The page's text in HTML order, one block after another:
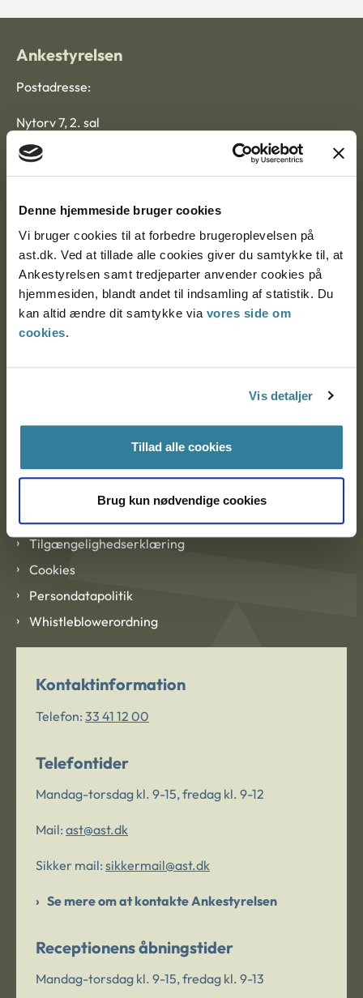
Denne hjemmeside bruger cookies
Vi bruger cookies til at forbedre brugeroplevelsen på
ast.dk. Ved at tillade alle cookies giver du samtykke til, at
Ankestyrelsen samt tredjeparter anvender cookies på
hjemmesiden, blandt andet til indsamling af statistik. Du
kan altid ændre dit samtykke via vores side om
cookies.
Vis detaljer
Tillad alle cookies
Brug kun nødvendige cookies
Ankestyrelsen
Postadresse:
Nytorv 7, 2. sal
9000 Aalborg
Ankestyrelsen Aalborg
Ankestyrelsen København
EAN: 57 98 000 35 48 21
CVR: 1007 4002
Tilgængelighedserklæring
Cookies
Persondatapolitik
Whistleblowerordning
Kontaktinformation
Telefon: 33 41 12 00
Telefontider
Mandag-torsdag kl. 9-15, fredag kl. 9-12
Mail: ast@ast.dk
Sikker mail: sikkermail@ast.dk
Se mere om at kontakte Ankestyrelsen
Receptionens åbningstider
Mandag-torsdag kl. 9-15, fredag kl. 9-13